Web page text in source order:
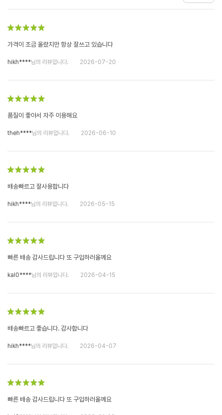
가격이 조금 올랐지만 항상 잘쓰고 있습니다
hikh****님의 리뷰입니다. 2026-07-20
품질이 좋아서 자주 이용해요
theh****님의 리뷰입니다. 2026-06-10
배송빠르고 잘사용합니다
hikh****님의 리뷰입니다. 2026-05-15
빠른 배송 감사드립니다 또 구입하러올께요
kal0****님의 리뷰입니다. 2026-04-15
배송빠르고 좋습니다. 감사합니다
hikh****님의 리뷰입니다. 2026-04-07
빠른 배송 감사드립니다 또 구입하러올께요